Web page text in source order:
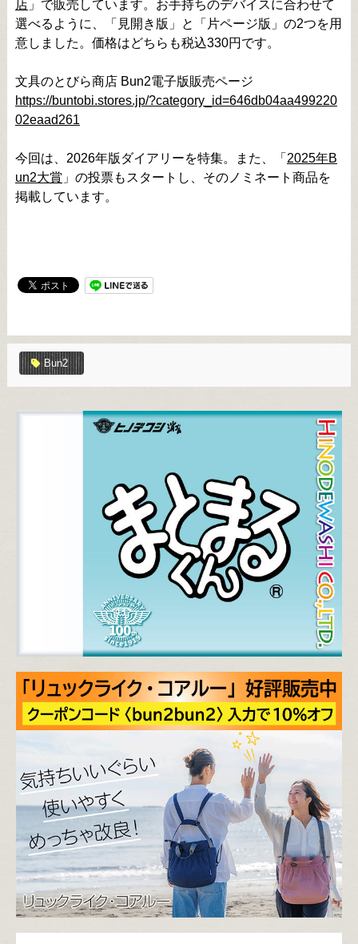
店」で販売しています。お手持ちのデバイスに合わせて
選べるように、「見開き版」と「片ページ版」の2つを用
意しました。価格はどちらも税込330円です。
文具のとびら商店 Bun2電子版販売ページ
https://buntobi.stores.jp/?category_id=646db04aa499220
02eaad261
今回は、2026年版ダイアリーを特集。また、「 2025年B
un2大賞 」の投票もスタートし、そのノミネート商品を
掲載しています。
Bun2